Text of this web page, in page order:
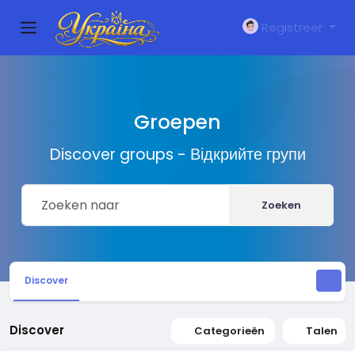
Registreer
Groepen
Discover groups - Відкрийте групи
Zoeken
Discover
Discover Categorieën Talen